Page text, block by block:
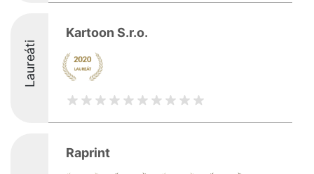
Laureáti
Kartoon S.r.o.
Raprint